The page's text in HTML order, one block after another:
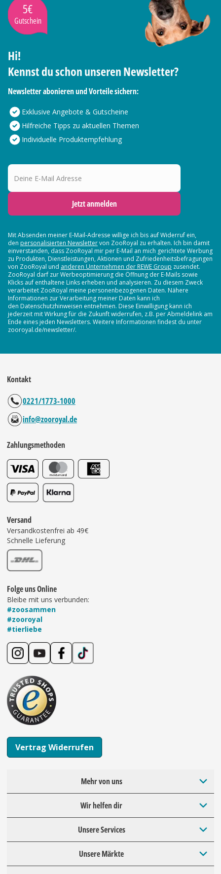
5€
Gutschein
Hi!
Kennst du schon unseren Newsletter?
Newsletter abonieren und Vorteile sichern:
Exklusive Angebote & Gutscheine
Hilfreiche Tipps zu aktuellen Themen
Individuelle Produktempfehlung
Deine E-Mail Adresse
Jetzt anmelden
Mit Absenden meiner E-Mail-Adresse willige ich bis auf Widerruf ein,
den personalisierten Newslettervon ZooRoyal zu erhalten. Ich bin damit
einverstanden, dass ZooRoyal mir per E-Mail an mich gerichtete Werbung
zu Produkten, Dienstleistungen, Aktionen und Zufriedenheitsbefragungen
von ZooRoyal und anderen Unternehmen der REWE Group zusendet.
ZooRoyal darf zur Werbeoptimierung die Öffnung der E-Mails sowie
Klicks auf enthaltene Links erheben und analysieren. Zu diesem Zweck
verarbeitet ZooRoyal meine personenbezogenen Daten. Nähere
Informationen zur Verarbeitung meiner Daten kann ich
den Datenschutzhinweisen entnehmen. Diese Einwilligung kann ich
jederzeit mit Wirkung für die Zukunft widerrufen, z.B. per Abmeldelink am
Ende eines jeden Newsletters. Weitere Informationen findest du unter
zooroyal.de/newsletter/.
Kontakt
0221/1773-1000
info@zooroyal.de
Zahlungsmethoden
Versand
Versandkostenfrei ab 49€
Schnelle Lieferung
Folge uns Online
Bleibe mit uns verbunden:
#zoosammen
#zooroyal
#tierliebe
Vertrag Widerrufen
Mehr von uns
Wir helfen dir
Unsere Services
Unsere Märkte